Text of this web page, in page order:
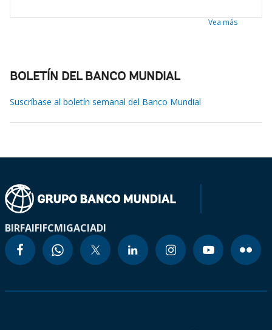
Vea más
BOLETÍN DEL BANCO MUNDIAL
Suscríbase al boletín semanal del Banco Mundial
BIRFAIFIFCMIGACIADI